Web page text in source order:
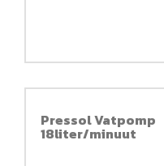
Pressol Vatpomp
18liter/minuut